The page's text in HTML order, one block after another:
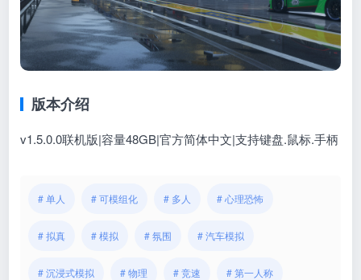
版本介绍
v1.5.0.0联机版|容量48GB|官方简体中文|支持键盘.鼠标.手柄
# 单人 # 可模组化 # 多人 # 心理恐怖
# 拟真 # 模拟 # 氛围 # 汽车模拟
# 沉浸式模拟 # 物理 # 竞速 # 第一人称